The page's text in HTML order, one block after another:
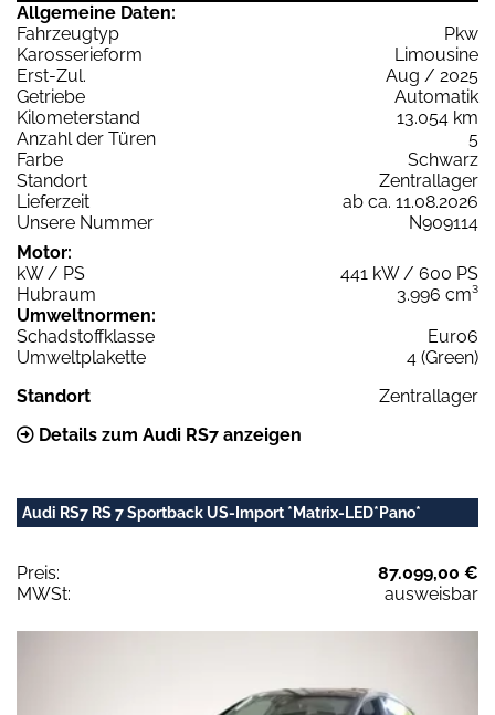
Allgemeine Daten:
Fahrzeugtyp
Pkw
Karosserieform
Limousine
Erst-Zul.
Aug / 2025
Getriebe
Automatik
Kilometerstand
13.054 km
Anzahl der Türen
5
Farbe
Schwarz
Standort
Zentrallager
Lieferzeit
ab ca. 11.08.2026
Unsere Nummer
N909114
Motor:
kW / PS
441 kW / 600 PS
Hubraum
3.996 cm³
Umweltnormen:
Schadstoffklasse
Euro6
Umweltplakette
4 (Green)
Standort
Zentrallager
Details zum Audi RS7 anzeigen
Audi RS7 RS 7 Sportback US-Import *Matrix-LED*Pano*
Preis:
87.099,00 €
MWSt:
ausweisbar